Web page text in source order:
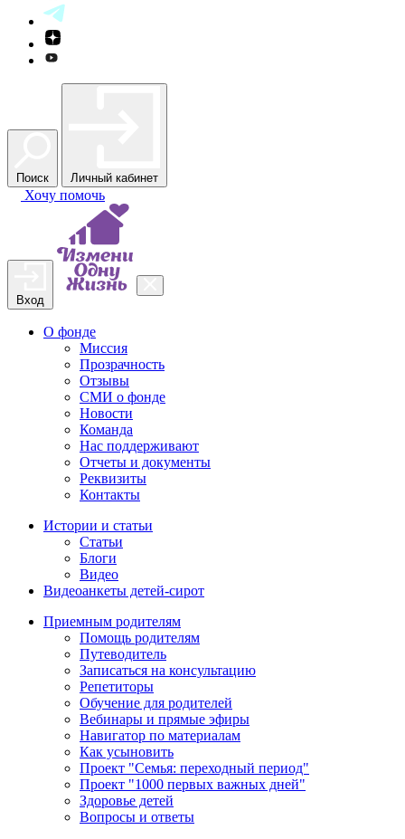
Поиск Личный кабинет
Хочу помочь
Вход
О фонде
Миссия
Прозрачность
Отзывы
СМИ о фонде
Новости
Команда
Нас поддерживают
Отчеты и документы
Реквизиты
Контакты
Истории и статьи
Статьи
Блоги
Видео
Видеоанкеты детей-сирот
Приемным родителям
Помощь родителям
Путеводитель
Записаться на консультацию
Репетиторы
Обучение для родителей
Вебинары и прямые эфиры
Навигатор по материалам
Как усыновить
Проект "Семья: переходный период"
Проект "1000 первых важных дней"
Здоровье детей
Вопросы и ответы